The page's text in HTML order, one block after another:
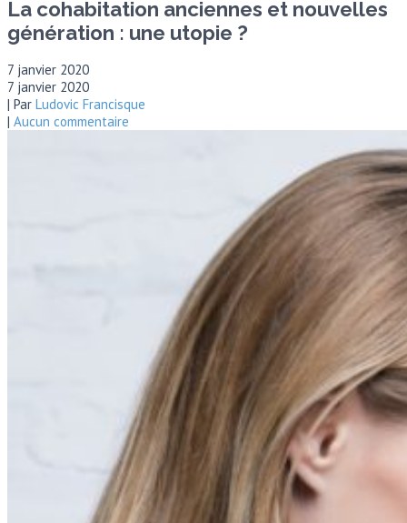
La cohabitation anciennes et nouvelles
génération : une utopie ?
7 janvier 2020
7 janvier 2020
| Par Ludovic Francisque
| Aucun commentaire